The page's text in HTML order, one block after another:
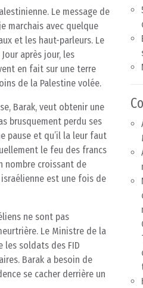
Le message de
marchais avec quelque
et les haut-parleurs. Le
après jour, les
en fait sur une terre
de la Palestine volée.
Barak, veut obtenir une
brusquement perdu ses
pause et qu’il la leur faut
le feu des francs
nombre croissant de
israélienne est une fois de
ne sont pas
Le Ministre de la
les soldats des FID
Barak a besoin de
se cacher derrière un